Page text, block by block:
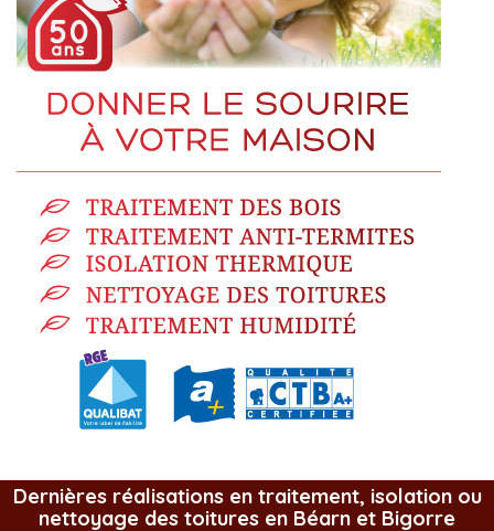
Dernières réalisations en traitement, isolation ou
nettoyage des toitures en Béarn et Bigorre